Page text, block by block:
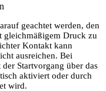
geachtet werden, den
gleichmäßigem Druck zu
Kontakt kann
ausreichen. Bei
Startvorgang über das
aktiviert oder durch
wird.